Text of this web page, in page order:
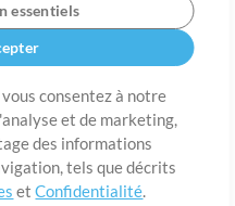
essentiels
consentez à notre
et de marketing,
des informations
tels que décrits
etConfidentialité.
Confidentialité
Préférences en
Contact
Tous droits réservés.